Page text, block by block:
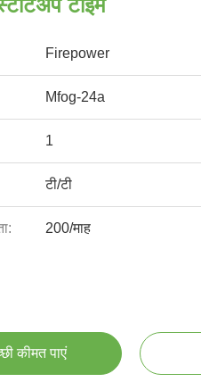
टाइम
Firepower
Mfog-24a
1
टी/टी
200/माह
कीमत पाएं